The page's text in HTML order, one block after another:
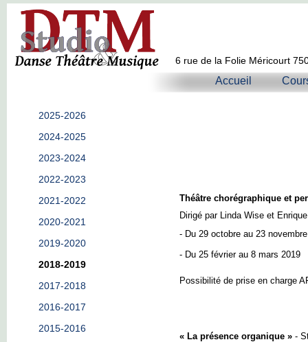
6 rue de la Folie Méricourt
Accueil
Théâtre chorégraphique et
Dirigé par Linda Wise et
- Du 29 octobre au 23
- Du 25 février au 8 mars 2019
Possibilité de prise en charge
« La présence organique » -
2025-2026
2024-2025
2023-2024
2022-2023
2021-2022
2020-2021
2019-2020
2018-2019
2017-2018
2016-2017
2015-2016